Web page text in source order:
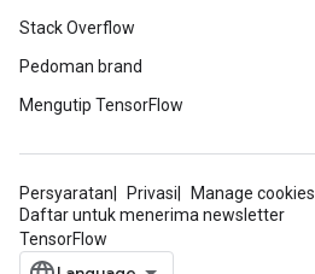
Stack Overflow
Pedoman brand
Mengutip TensorFlow
Persyaratan Privasi
Manage cookies
Daftar untuk menerima newsletter
TensorFlow